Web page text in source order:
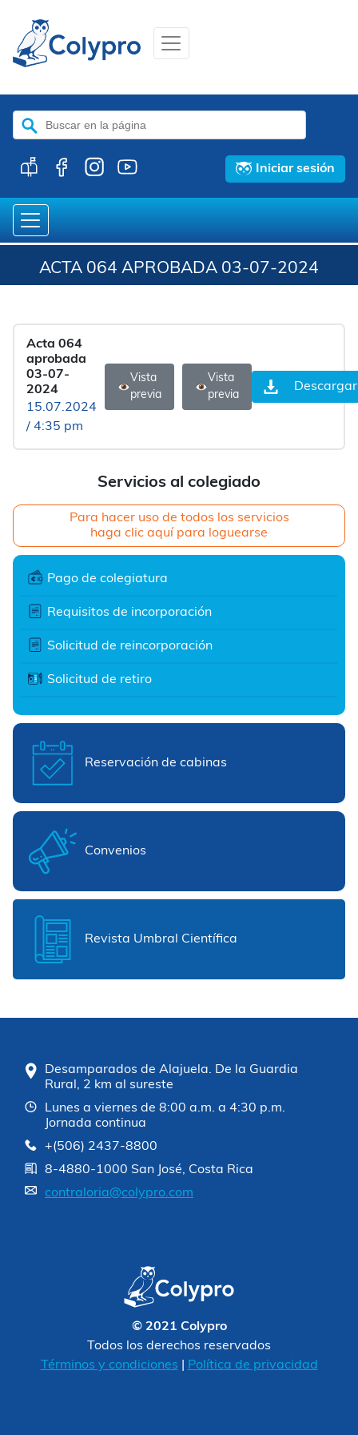
Buscar:
Iniciar sesión
ACTA 064 APROBADA 03-07-2024
Servicios al colegiado
Para hacer uso de todos los servicios
haga clic aquí para loguearse
Pago de colegiatura
Requisitos de incorporación
Solicitud de reincorporación
Solicitud de retiro
Reservación de cabinas
Convenios
Revista Umbral Científica
Acta 064
aprobada
03-07-
2024
15.07.2024
/ 4:35 pm
Vista
previa
Vista
previa
Descargar
Desamparados de Alajuela. De la Guardia
Rural, 2 km al sureste
Lunes a viernes de 8:00 a.m. a 4:30 p.m.
Jornada continua
+(506) 2437-8800
8-4880-1000 San José, Costa Rica
contraloria@colypro.com
© 2021 Colypro
Todos los derechos reservados
Términos y condiciones
Política de privacidad